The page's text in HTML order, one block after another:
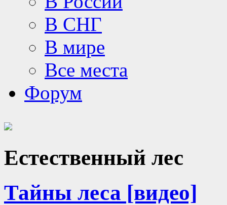
В СНГ
В мире
Все места
Форум
Естественный лес
Тайны леса [видео]